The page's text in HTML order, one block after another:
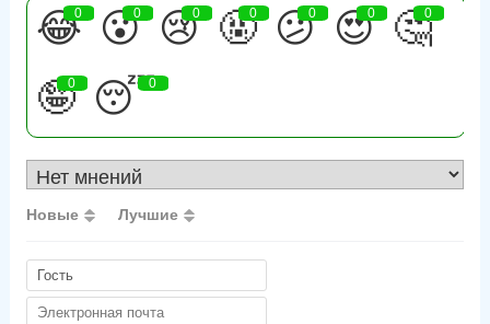
😂
0 😮
0 😢
0 🤬
0 😕
0 😍
0 🤔
0
🤪
0 😴
0
Новые Лучшие